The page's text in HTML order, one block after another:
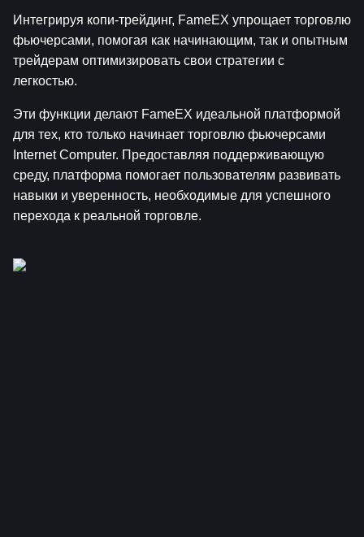
Интегрируя копи-трейдинг, FameEX упрощает торговлю
фьючерсами, помогая как начинающим, так и опытным
трейдерам оптимизировать свои стратегии с
легкостью.
Эти функции делают FameEX идеальной платформой
для тех, кто только начинает торговлю фьючерсами
Internet Computer. Предоставляя поддерживающую
среду, платформа помогает пользователям развивать
навыки и уверенность, необходимые для успешного
перехода к реальной торговле.